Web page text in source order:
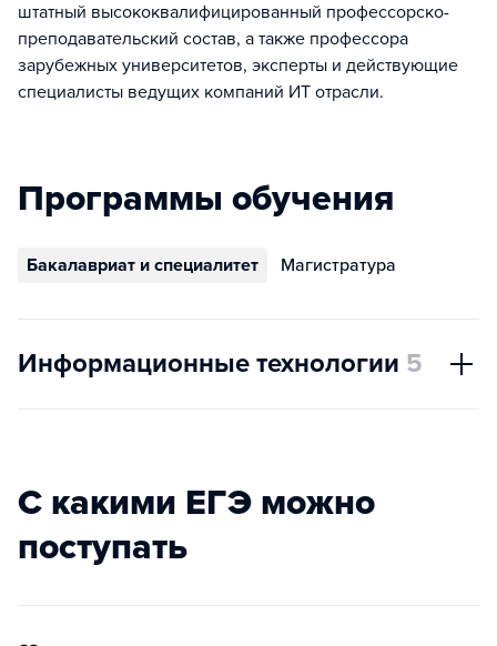
штатный высококвалифицированный профессорско-
преподавательский состав, а также профессора
зарубежных университетов, эксперты и действующие
специалисты ведущих компаний ИТ отрасли.
Программы обучения
Бакалавриат и специалитет Магистратура
Информационные технологии 5
С какими ЕГЭ можно
поступать